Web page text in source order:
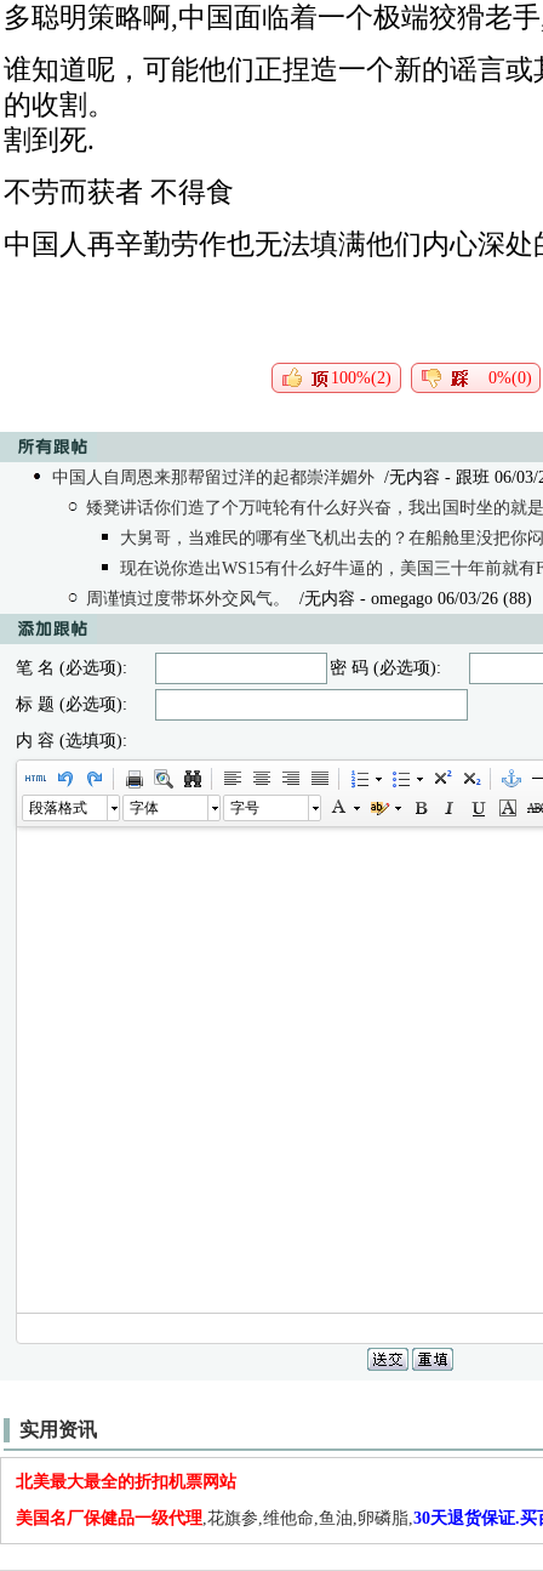
多聪明策略啊,中国面临着一个极端狡猾老
谁知道呢，可能他们正捏造一个新的谣言
的收割。
割到死.
不劳而获者 不得食
中国人再辛勤劳作也无法填满他们内心深处
100%(2) 0%(0)
中国人自周恩来那帮留过洋的起都崇洋媚外 /无内容 - 跟班 06/03/
矮凳讲话你们造了个万吨轮有什么好兴奋，我出国时坐的就
大舅哥，当难民的哪有坐飞机出去的？在船舱里没把你
现在说你造出WS15有什么好牛逼的，美国三十年前就有
周谨慎过度带坏外交风气。
/无内容 - omegago 06/03/26 (88)
笔 名 (必选项):
密 码 (必选项):
标 题 (必选项):
内 容 (选填项):
段落格式 字体 字号
实用资讯
北美最大最全的折扣机票网站
美国名厂保健品一级代理,花旗参,维他命,鱼油,卵磷脂,30天退货保证.买